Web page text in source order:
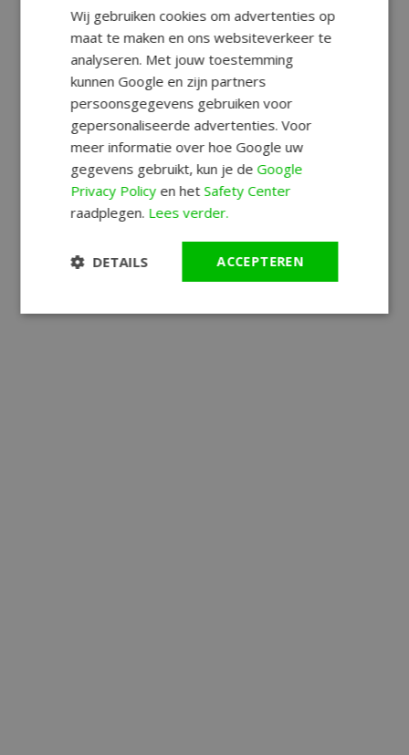
Wij gebruiken cookies om advertenties op
maat te maken en ons websiteverkeer te
analyseren. Met jouw toestemming
kunnen Google en zijn partners
persoonsgegevens gebruiken voor
gepersonaliseerde advertenties. Voor
meer informatie over hoe Google uw
gegevens gebruikt, kun je deGoogle
Privacy Policyen hetSafety Center
raadplegen. Lees verder.
ACCEPTEREN
DETAILS